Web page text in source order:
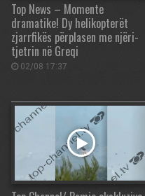
Top News – Momente
dramatike! Dy helikopterët
zjarrfikës përplasen me njëri-
tjetrin në Greqi
02/08 17:37